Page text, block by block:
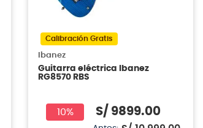
Calibración Gratis
Ibanez
Guitarra eléctrica Ibanez
RG8570 RBS
10% S/ 9899.00